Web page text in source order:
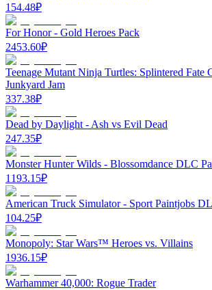
154.48₽
For Honor - Gold Heroes Pack
2453.60₽
Teenage Mutant Ninja Turtles: Splintered Fate
Junkyard Jam
337.38₽
Dead by Daylight - Ash vs Evil Dead
247.35₽
Monster Hunter Wilds - Blossomdance DLC
1193.15₽
American Truck Simulator - Sport Paintjobs
104.25₽
Monopoly: Star Wars™ Heroes vs. Villains
1936.15₽
Warhammer 40,000: Rogue Trader